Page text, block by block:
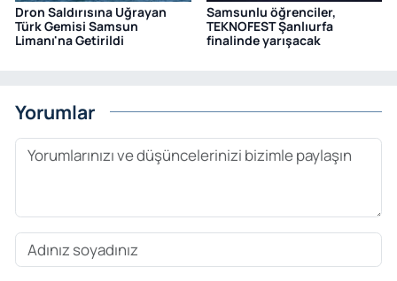
Dron Saldırısına Uğrayan
Türk Gemisi Samsun
Limanı'na Getirildi
Samsunlu öğrenciler,
TEKNOFEST Şanlıurfa
finalinde yarışacak
Yorumlar